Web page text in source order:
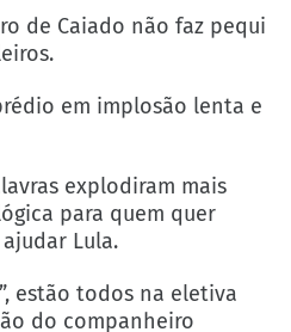
de Caiado não faz pequi
em implosão lenta e
explodiram mais
para quem quer
Lula.
estão todos na eletiva
do companheiro